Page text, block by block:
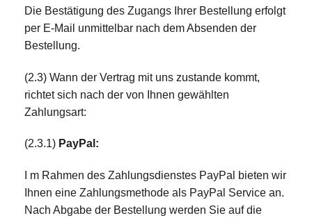
Die Bestätigung des Zugangs Ihrer Bestellung erfolgt
per E-Mail unmittelbar nach dem Absenden der
Bestellung.
(2.3) Wann der Vertrag mit uns zustande kommt,
richtet sich nach der von Ihnen gewählten
Zahlungsart:
(2.3.1) PayPal:
I m Rahmen des Zahlungsdienstes PayPal bieten wir
Ihnen eine Zahlungsmethode als PayPal Service an.
Nach Abgabe der Bestellung werden Sie auf die